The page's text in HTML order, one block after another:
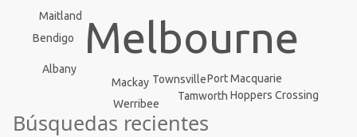
Melbourne
Townsville
Bendigo
Mackay
Maitland
Tamworth
Port Macquarie
Werribee
Hoppers Crossing
Albany
Búsquedas recientes